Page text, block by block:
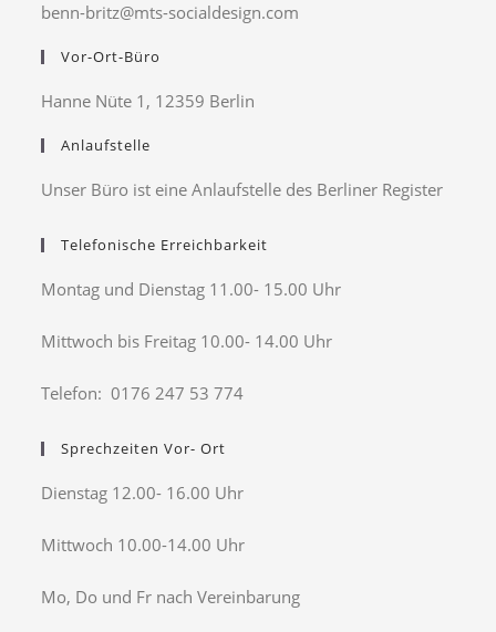
benn-britz@mts-socialdesign.com
Vor-Ort-Büro
Hanne Nüte 1, 12359 Berlin
Anlaufstelle
Unser Büro ist eine Anlaufstelle des Berliner Register
Telefonische Erreichbarkeit
Montag und Dienstag 11.00- 15.00 Uhr
Mittwoch bis Freitag 10.00- 14.00 Uhr
Telefon: 0176 247 53 774
Sprechzeiten Vor- Ort
Dienstag 12.00- 16.00 Uhr
Mittwoch 10.00-14.00 Uhr
Mo, Do und Fr nach Vereinbarung